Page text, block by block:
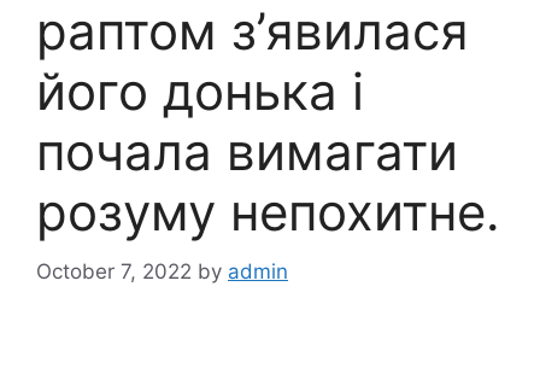
раптом з’явилася
його донька і
почала вимагати
розуму непохитне.
October 7, 2022 by admin